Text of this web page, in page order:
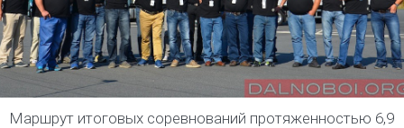
Маршрут итоговых соревнований протяженностью 6,9